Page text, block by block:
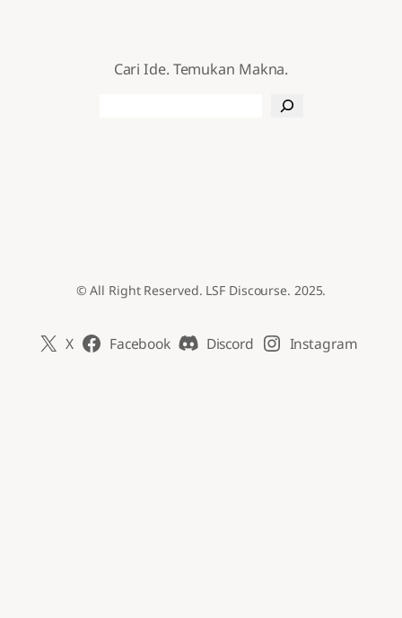
Cari Ide. Temukan Makna.
© All Right Reserved. LSF Discourse. 2025.
X Facebook Discord Instagram